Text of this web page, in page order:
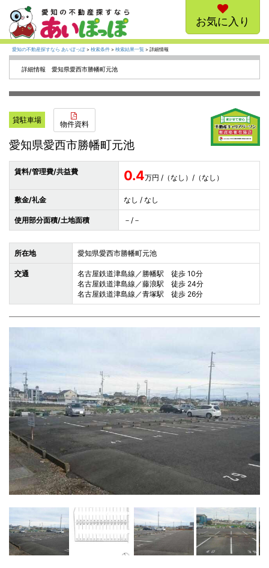
お気に入り
愛知の不動産探すなら あいぽっぽ> 検索条件 > 検索結果一覧 > 詳細情報
詳細情報 愛知県愛西市勝幡町元池
貸駐車場 物件資料
愛知県愛西市勝幡町元池
賃料/管理費/共益費 0.4万円 /（なし）/（なし）
敷金/礼金 なし / なし
使用部分面積/土地面積 －/－
所在地 愛知県愛西市勝幡町元池
交通
名古屋鉄道津島線／勝幡駅 徒歩 10分
名古屋鉄道津島線／藤浪駅 徒歩 24分
名古屋鉄道津島線／青塚駅 徒歩 26分